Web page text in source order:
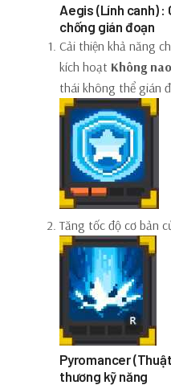
Aegis (Lính canh) :
chống gián đoạn
Cải thiện khả năng
kích hoạt Không
thái không thể gián
Tăng tốc độ cơ bản
Pyromancer
thương kỹ năng